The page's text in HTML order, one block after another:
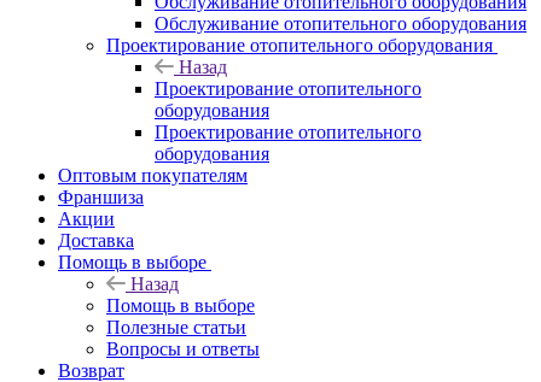
Обслуживание отопительного оборудования
Проектирование отопительного оборудования
Назад
Проектирование отопительного
оборудования
Проектирование отопительного
оборудования
Оптовым покупателям
Франшиза
Акции
Доставка
Помощь в выборе
Назад
Помощь в выборе
Полезные статьи
Вопросы и ответы
Возврат